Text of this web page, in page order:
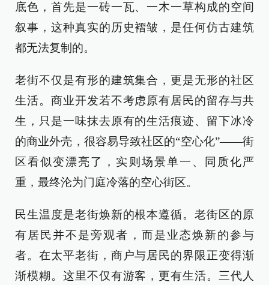
底色，首先是一砖一瓦、一木一草构成的空间
叙事，这种真实的历史褶皱，是任何仿古建筑
都无法复制的。
老街不仅是有形的建筑集合，更是无形的社区
生活。商业开发若不考虑原有居民的留存与共
生，只是一味抹去原有的生活痕迹、留下冰冷
的商业外壳，很容易导致社区的“空心化”——街
区看似变漂亮了，实则场景单一、同质化严
重，最终沦为门庭冷落的空心街区。
民生温度是老街焕新的根本遵循。老街区的原
有居民并不是旁观者，而是业态焕新的参与
者。在太平老街，商户与居民的界限正变得渐
渐模糊。这里不仅有游客，更有生活。三代人